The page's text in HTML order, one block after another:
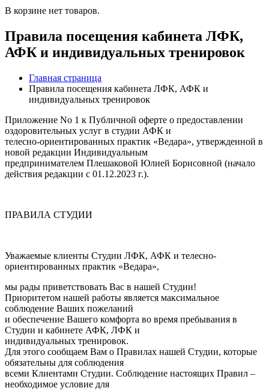
В корзине нет товаров.
Правила посещения кабинета ЛФК,
АФК и индивидуальных тренировок
Главная страница
Правила посещения кабинета ЛФК, АФК и
индивидуальных тренировок
Приложение No 1 к Публичной оферте о предоставлении
оздоровительных услуг в студии АФК и
телесно-ориентированных практик «Ведара», утвержденной в
новой редакции Индивидуальным
предпринимателем Плешаковой Юлией Борисовной (начало
действия редакции с 01.12.2023 г.).
ПРАВИЛА СТУДИИ
Уважаемые клиенты Студии ЛФК, АФК и телесно-
ориентированных практик «Ведара»,
мы рады приветствовать Вас в нашей Студии!
Приоритетом нашей работы является максимальное
соблюдение Ваших пожеланий
и обеспечение Вашего комфорта во время пребывания в
Студии и кабинете АФК, ЛФК и
индивидуальных тренировок.
Для этого сообщаем Вам о Правилах нашей Студии, которые
обязательны для соблюдения
всеми Клиентами Студии. Соблюдение настоящих Правил –
необходимое условие для